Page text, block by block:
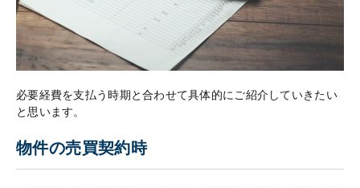
必要経費を支払う時期と合わせて具体的にご紹介していきたい
と思います。
物件の売買契約時